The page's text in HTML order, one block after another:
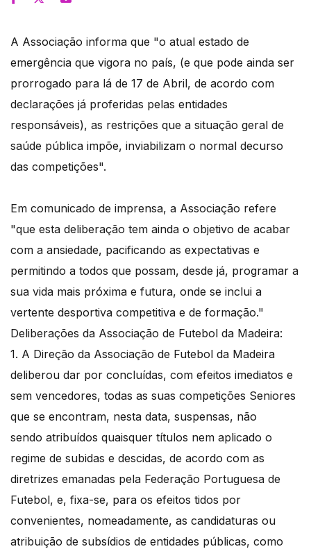
A Associação informa que "o atual estado de
emergência que vigora no país, (e que pode ainda ser
prorrogado para lá de 17 de Abril, de acordo com
declarações já proferidas pelas entidades
responsáveis), as restrições que a situação geral de
saúde pública impõe, inviabilizam o normal decurso
das competições".
Em comunicado de imprensa, a Associação refere
"que esta deliberação tem ainda o objetivo de acabar
com a ansiedade, pacificando as expectativas e
permitindo a todos que possam, desde já, programar a
sua vida mais próxima e futura, onde se inclui a
vertente desportiva competitiva e de formação."
Deliberações da Associação de Futebol da Madeira:
1. A Direção da Associação de Futebol da Madeira
deliberou dar por concluídas, com efeitos imediatos e
sem vencedores, todas as suas competições Seniores
que se encontram, nesta data, suspensas, não
sendo atribuídos quaisquer títulos nem aplicado o
regime de subidas e descidas, de acordo com as
diretrizes emanadas pela Federação Portuguesa de
Futebol, e, fixa-se, para os efeitos tidos por
convenientes, nomeadamente, as candidaturas ou
atribuição de subsídios de entidades públicas, como